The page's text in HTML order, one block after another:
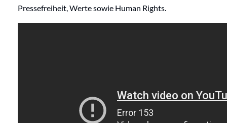
Pressefreiheit, Werte sowie Human Rights.